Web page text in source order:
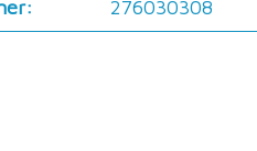
276030308